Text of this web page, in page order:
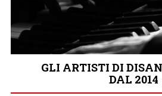
GLI ARTISTI DI
DAL 2014